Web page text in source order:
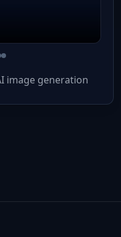
image generation